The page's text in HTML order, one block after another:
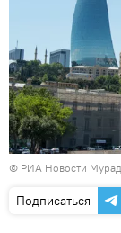
© РИА Новости
Подписаться